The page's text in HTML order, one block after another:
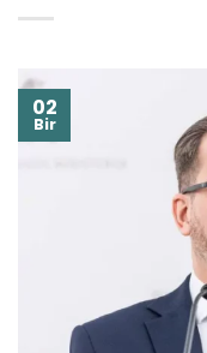
02
Bir